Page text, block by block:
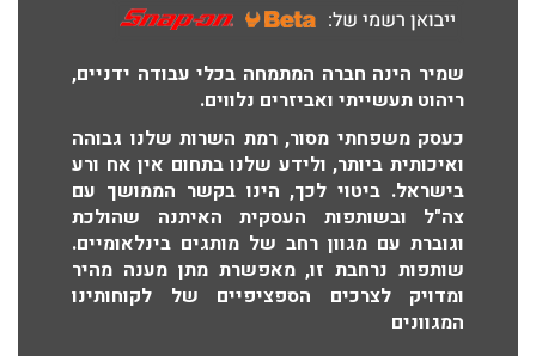
שמיר הינה חברה המתמחה בכלי עבודה ידניים,
ריהוט תעשייתי ואביזרים נלווים.
כעסק משפחתי מסור, רמת השרות שלנו גבוהה
ואיכותית ביותר, ולידע שלנו בתחום אין אח ורע
בישראל. ביטוי לכך, הינו בקשר הממושך עם
צה"ל ובשותפות העסקית האיתנה שהולכת
וגוברת עם מגוון רחב של מותגים בינלאומיים.
שותפות נרחבת זו, מאפשרת מתן מענה מהיר
ומדויק לצרכים הספציפיים של לקוחותינו
המגוונים